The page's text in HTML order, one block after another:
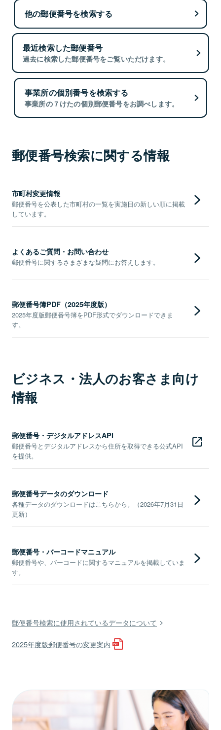
他の郵便番号を検索する
最近検索した郵便番号
過去に検索した郵便番号をご覧いただけます。
事業所の個別番号を検索する
事業所の７けたの個別郵便番号をお調べします。
郵便番号検索に関する情報
市町村変更情報
郵便番号を公表した市町村の一覧を実施日の新しい順に掲載
しています。
よくあるご質問・お問い合わせ
郵便番号に関するさまざまな疑問にお答えします。
郵便番号簿PDF（2025年度版）
2025年度版郵便番号簿をPDF形式でダウンロードできま
す。
ビジネス・法人のお客さま向け
情報
郵便番号・デジタルアドレスAPI
郵便番号とデジタルアドレスから住所を取得できる公式API
を提供。
郵便番号データのダウンロード
各種データのダウンロードはこちらから。（2026年7月31日
更新）
郵便番号・バーコードマニュアル
郵便番号や、バーコードに関するマニュアルを掲載していま
す。
郵便番号検索に使用されているデータについて
2025年度版郵便番号の変更案内